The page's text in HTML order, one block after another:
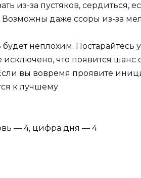
из-за пустяков, сердиться,
даже ссоры из-за
неплохим. Постарайтесь
что появится шанс
вы вовремя проявите
к лучшему
— 4, цифра дня — 4